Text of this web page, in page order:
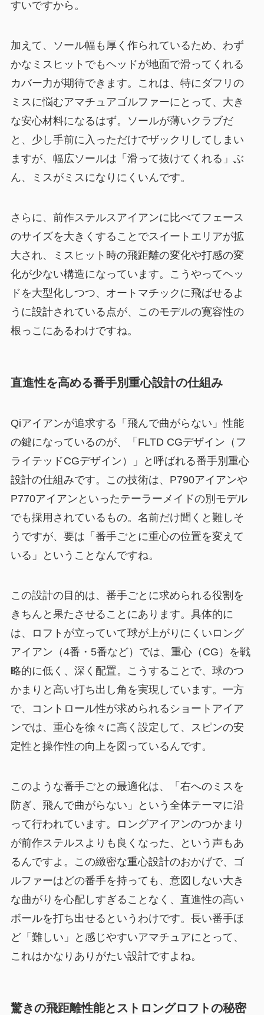
すいですから。
加えて、ソール幅も厚く作られているため、わず
かなミスヒットでもヘッドが地面で滑ってくれる
カバー力が期待できます。これは、特にダフリの
ミスに悩むアマチュアゴルファーにとって、大き
な安心材料になるはず。ソールが薄いクラブだ
と、少し手前に入っただけでザックリしてしまい
ますが、幅広ソールは「滑って抜けてくれる」ぶ
ん、ミスがミスになりにくいんです。
さらに、前作ステルスアイアンに比べてフェース
のサイズを大きくすることでスイートエリアが拡
大され、ミスヒット時の飛距離の変化や打感の変
化が少ない構造になっています。こうやってヘッ
ドを大型化しつつ、オートマチックに飛ばせるよ
うに設計されている点が、このモデルの寛容性の
根っこにあるわけですね。
直進性を高める番手別重心設計の仕組み
Qiアイアンが追求する「飛んで曲がらない」性能
の鍵になっているのが、「FLTD CGデザイン（フ
ライテッドCGデザイン）」と呼ばれる番手別重心
設計の仕組みです。この技術は、P790アイアンや
P770アイアンといったテーラーメイドの別モデル
でも採用されているもの。名前だけ聞くと難しそ
うですが、要は「番手ごとに重心の位置を変えて
いる」ということなんですね。
この設計の目的は、番手ごとに求められる役割を
きちんと果たさせることにあります。具体的に
は、ロフトが立っていて球が上がりにくいロング
アイアン（4番・5番など）では、重心（CG）を戦
略的に低く、深く配置。こうすることで、球のつ
かまりと高い打ち出し角を実現しています。一方
で、コントロール性が求められるショートアイア
ンでは、重心を徐々に高く設定して、スピンの安
定性と操作性の向上を図っているんです。
このような番手ごとの最適化は、「右へのミスを
防ぎ、飛んで曲がらない」という全体テーマに沿
って行われています。ロングアイアンのつかまり
が前作ステルスよりも良くなった、という声もあ
るんですよ。この緻密な重心設計のおかげで、ゴ
ルファーはどの番手を持っても、意図しない大き
な曲がりを心配しすぎることなく、直進性の高い
ボールを打ち出せるというわけです。長い番手ほ
ど「難しい」と感じやすいアマチュアにとって、
これはかなりありがたい設計ですよね。
驚きの飛距離性能とストロングロフトの秘密